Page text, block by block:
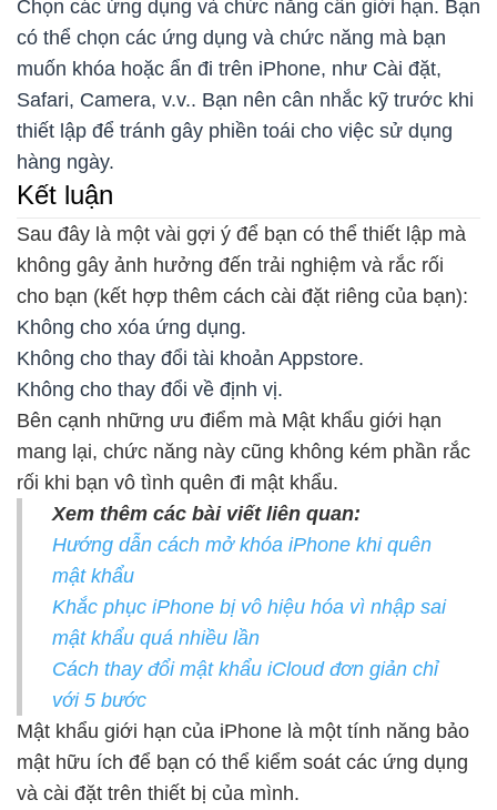
Chọn các ứng dụng và chức năng cần giới hạn. Bạn
có thể chọn các ứng dụng và chức năng mà bạn
muốn khóa hoặc ẩn đi trên iPhone, như Cài đặt,
Safari, Camera, v.v.. Bạn nên cân nhắc kỹ trước khi
thiết lập để tránh gây phiền toái cho việc sử dụng
hàng ngày.
Kết luận
Sau đây là một vài gợi ý để bạn có thể thiết lập mà
không gây ảnh hưởng đến trải nghiệm và rắc rối
cho bạn (kết hợp thêm cách cài đặt riêng của bạn):
Không cho xóa ứng dụng.
Không cho thay đổi tài khoản Appstore.
Không cho thay đổi về định vị.
Bên cạnh những ưu điểm mà Mật khẩu giới hạn
mang lại, chức năng này cũng không kém phần rắc
rối khi bạn vô tình quên đi mật khẩu.
Xem thêm các bài viết liên quan:
Hướng dẫn cách mở khóa iPhone khi quên
mật khẩu
Khắc phục iPhone bị vô hiệu hóa vì nhập sai
mật khẩu quá nhiều lần
Cách thay đổi mật khẩu iCloud đơn giản chỉ
với 5 bước
Mật khẩu giới hạn của iPhone là một tính năng bảo
mật hữu ích để bạn có thể kiểm soát các ứng dụng
và cài đặt trên thiết bị của mình.